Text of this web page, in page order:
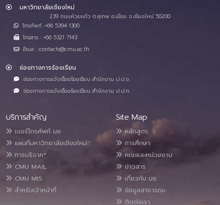
มหาวิทยาลัยเชียงใหม่
239 ถนนห้วยแก้ว ต.สุเทพ อ.เมือง จ.เชียงใหม่ 50200
โทรศัพท์ :+66 5394 1300
โทรสาร : +66 5321 7143
อีเมล : contacts@cmu.ac.th
ช่องทางการร้องเรียน
ช่องทางการแจ้งเรื่องร้องเรียน สำนักงาน ป.ป.ช.
ช่องทางการแจ้งเรื่องร้องเรียน สำนักงาน ป.ป.ท.
บริการสำคัญ
เบอร์โทรศัพท์ มช.
แผนที่มหาวิทยาลัยเชียงใหม่
การบริจาค*
CMU MAIL
CMU MIS
สำหรับเจ้าหน้าที่
Site Map
หลักสูตร
การศึกษา
คณะและหน่วยงาน
ข่าวสาร
เกี่ยวกับ มช.
ข้อมูลสาธารณะ
ติดต่อเรา